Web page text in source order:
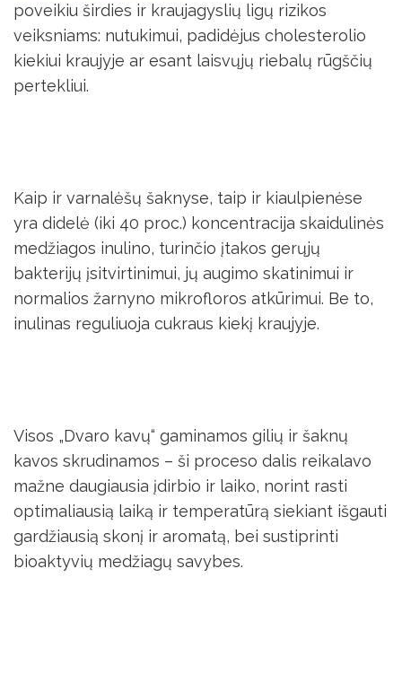
poveikiu širdies ir kraujagyslių ligų rizikos
veiksniams: nutukimui, padidėjus cholesterolio
kiekiui kraujyje ar esant laisvųjų riebalų rūgščių
pertekliui.
Kaip ir varnalėšų šaknyse, taip ir kiaulpienėse
yra didelė (iki 40 proc.) koncentracija skaidulinės
medžiagos inulino, turinčio įtakos gerųjų
bakterijų įsitvirtinimui, jų augimo skatinimui ir
normalios žarnyno mikrofloros atkūrimui. Be to,
inulinas reguliuoja cukraus kiekį kraujyje.
Visos „Dvaro kavų“ gaminamos gilių ir šaknų
kavos skrudinamos – ši proceso dalis reikalavo
mažne daugiausia įdirbio ir laiko, norint rasti
optimaliausią laiką ir temperatūrą siekiant išgauti
gardžiausią skonį ir aromatą, bei sustiprinti
bioaktyvių medžiagų savybes.